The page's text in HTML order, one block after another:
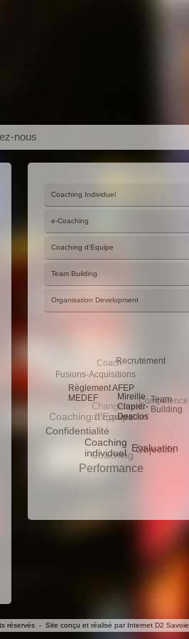
nous
Coaching Individuel
e-Coaching
Coaching d’Equipe
Team Building
Organisation Development
Recrutement
Coach
Fusions-Acquisitions
Règlement AFEP
MEDEF
Mireille
Clapier-
Desclos
Team
Building
Compétence
Changement
d'organisation
Coaching d'Equipe
Confidentialité
Coaching
individuel
Evaluation
Objectifs
Coaching
Performance
réservés - Site conçu et réalisé par Internet D2 Savoie